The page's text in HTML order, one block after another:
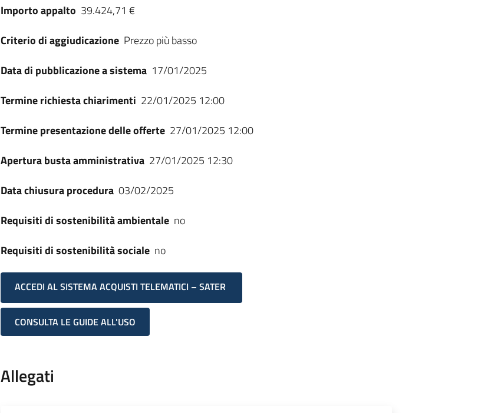
Importo appalto 39.424,71 €
Criterio di aggiudicazione Prezzo più basso
Data di pubblicazione a sistema 17/01/2025
Termine richiesta chiarimenti 22/01/2025 12:00
Termine presentazione delle offerte 27/01/2025 12:00
Apertura busta amministrativa 27/01/2025 12:30
Data chiusura procedura 03/02/2025
Requisiti di sostenibilità ambientale no
Requisiti di sostenibilità sociale no
ACCEDI AL SISTEMA ACQUISTI TELEMATICI – SATER
CONSULTA LE GUIDE ALL'USO
Allegati